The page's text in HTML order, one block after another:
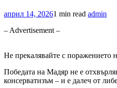
април 14, 20261 min read admin
– Advertisement –
Не прекалявайте с поражението
Победата на Мадяр не е
консерватизъм – и е далеч от